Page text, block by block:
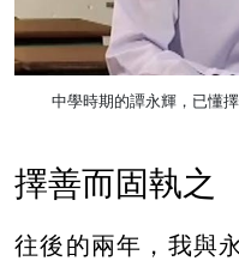
中學時期的譚永輝，已懂
擇善而固執之
往後的兩年，我與